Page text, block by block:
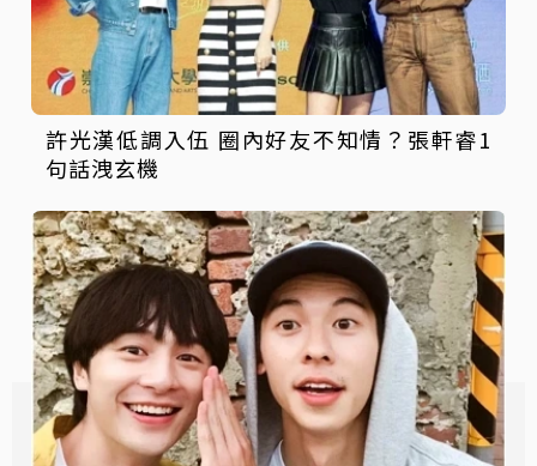
許光漢低調入伍 圈內好友不知情？張軒睿1
句話洩玄機